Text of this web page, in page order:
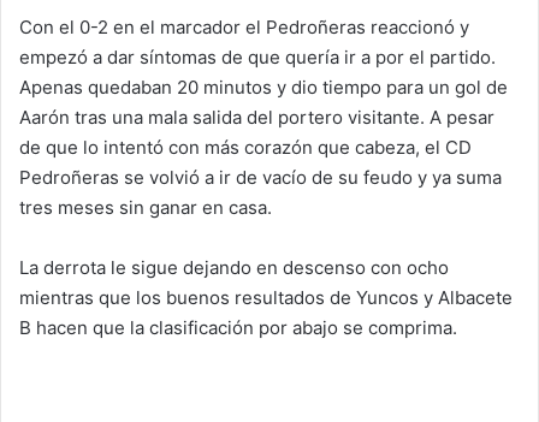
Con el 0-2 en el marcador el Pedroñeras reaccionó y
empezó a dar síntomas de que quería ir a por el partido.
Apenas quedaban 20 minutos y dio tiempo para un gol de
Aarón tras una mala salida del portero visitante. A pesar
de que lo intentó con más corazón que cabeza, el CD
Pedroñeras se volvió a ir de vacío de su feudo y ya suma
tres meses sin ganar en casa.
La derrota le sigue dejando en descenso con ocho
mientras que los buenos resultados de Yuncos y Albacete
B hacen que la clasificación por abajo se comprima.